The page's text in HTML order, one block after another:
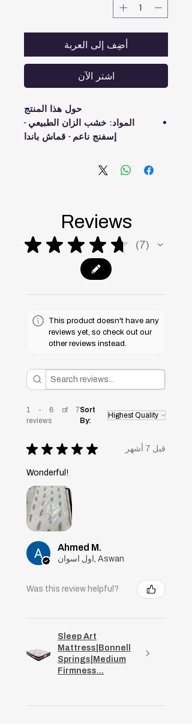
أضِف إلى العربة
اشترِ الآن
حول هذا المنتج
المواد: خشب الزان الطبيعي -
إسفنج ناعم - قماش باندا
تصنيعه حسب الطلب
Reviews
★ ★ ★ ★ ★ 7
7
This product doesn't have any
reviews yet, so check out our
other reviews instead.
1 - 6 of 7
reviews
Sort
By:
★ ★ ★ ★ ★ قبل 7 أشهر
Wonderful!
Ahmed M.
اول اسوان, Aswan
Was this review helpful?
Sleep Art
Mattress|Bonnell
Springs|Medium
Firmness...